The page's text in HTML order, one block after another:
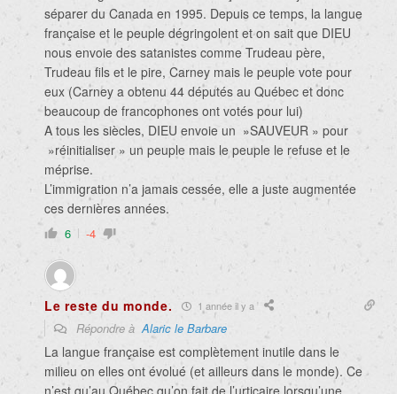
séparer du Canada en 1995. Depuis ce temps, la langue
française et le peuple dégringolent et on sait que DIEU
nous envoie des satanistes comme Trudeau père,
Trudeau fils et le pire, Carney mais le peuple vote pour
eux (Carney a obtenu 44 députés au Québec et donc
beaucoup de francophones ont votés pour lui)
A tous les siècles, DIEU envoie un »SAUVEUR » pour
»réinitialiser » un peuple mais le peuple le refuse et le
méprise.
L’immigration n’a jamais cessée, elle a juste augmentée
ces dernières années.
6 -4
Le reste du monde. 1 année il y a
Répondre àAlaric le Barbare
La langue française est complètement inutile dans le
milieu on elles ont évolué (et ailleurs dans le monde). Ce